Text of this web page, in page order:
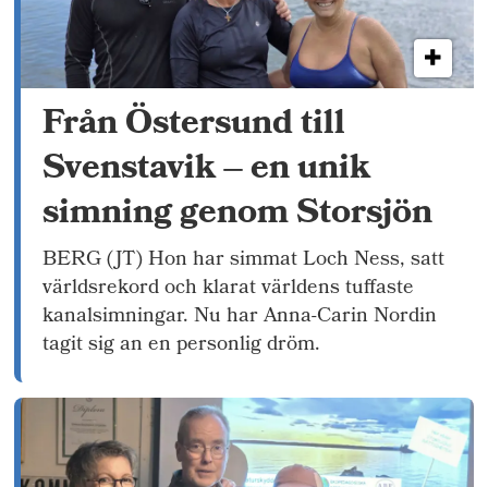
Från Östersund till
Svenstavik – en unik
simning genom Storsjön
BERG (JT) Hon har simmat Loch Ness, satt
världsrekord och klarat världens tuffaste
kanalsimningar. Nu har Anna-Carin Nordin
tagit sig an en personlig dröm.